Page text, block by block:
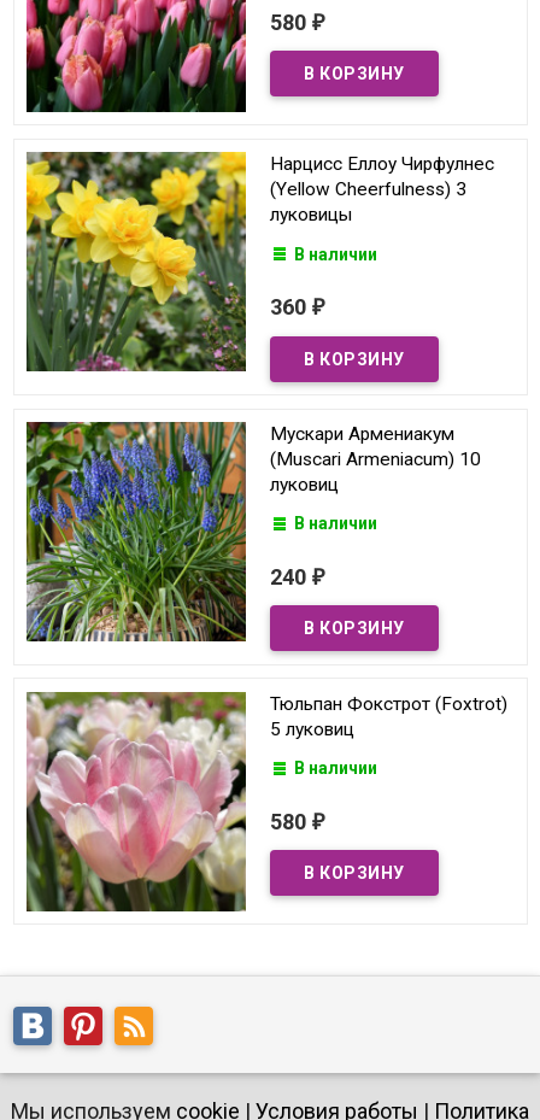
580 ₽
Нарцисс Еллоу Чирфулнес
(Yellow Cheerfulness) 3
луковицы
В наличии
360 ₽
Мускари Армениакум
(Muscari Armeniacum) 10
луковиц
В наличии
240 ₽
Тюльпан Фокстрот (Foxtrot)
5 луковиц
В наличии
580 ₽
Мы используем cookie | Условия работы | Политика